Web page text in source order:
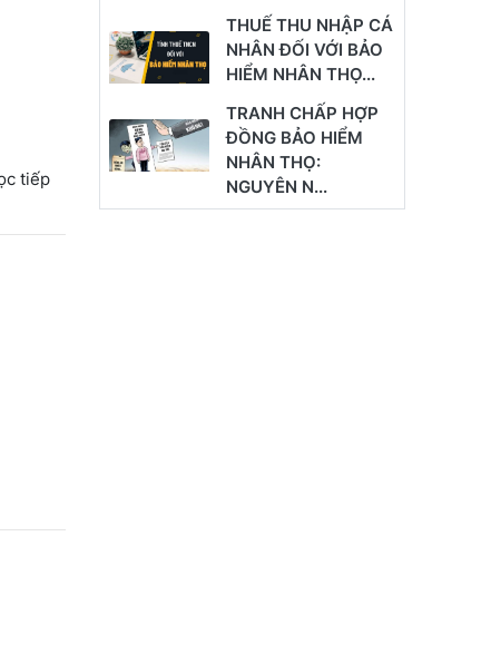
tiếp
THUẾ THU NHẬP CÁ
NHÂN ĐỐI VỚI BẢO
HIỂM NHÂN THỌ...
TRANH CHẤP HỢP
ĐỒNG BẢO HIỂM
NHÂN THỌ:
NGUYÊN N...